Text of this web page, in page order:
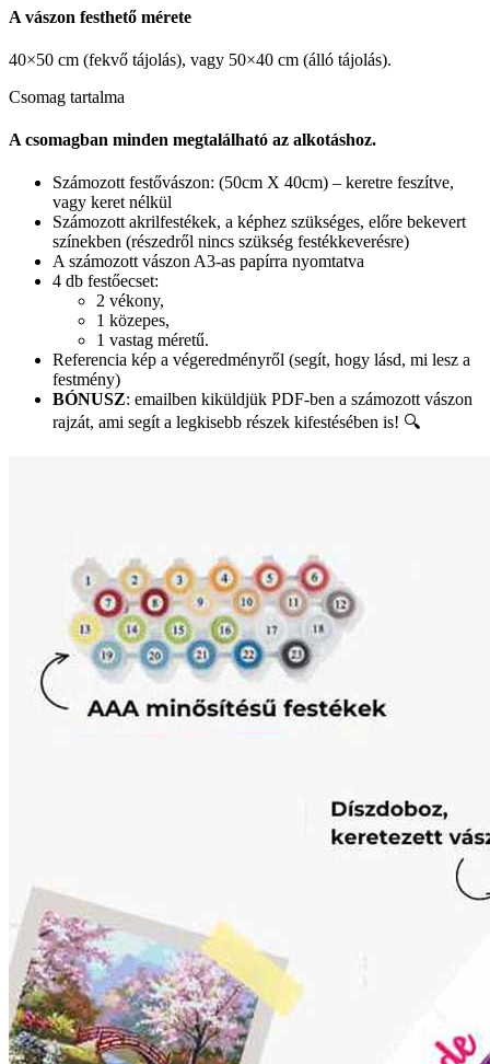
A vászon festhető mérete
40×50 cm (fekvő tájolás), vagy 50×40 cm (álló tájolás).
Csomag tartalma
A csomagban minden megtalálható az alkotáshoz.
Számozott festővászon: (50cm X 40cm) – keretre feszítve,
vagy keret nélkül
Számozott akrilfestékek, a képhez szükséges, előre bekevert
színekben (részedről nincs szükség festékkeverésre)
A számozott vászon A3-as papírra nyomtatva
4 db festőecset:
2 vékony,
1 közepes,
1 vastag méretű.
Referencia kép a végeredményről (segít, hogy lásd, mi lesz a
festmény)
BÓNUSZ: emailben kiküldjük PDF-ben a számozott vászon
rajzát, ami segít a legkisebb részek kifestésében is! 🔍